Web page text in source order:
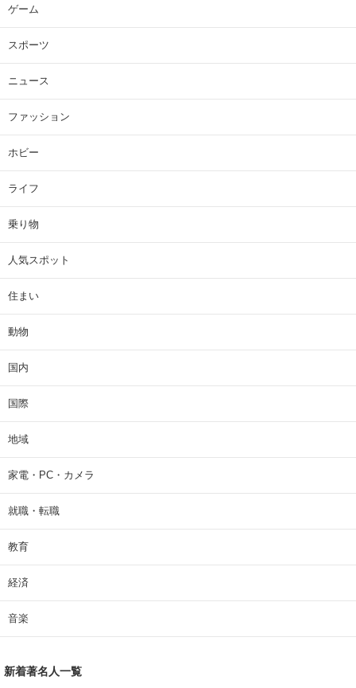
ゲーム
スポーツ
ニュース
ファッション
ホビー
ライフ
乗り物
人気スポット
住まい
動物
国内
国際
地域
家電・PC・カメラ
就職・転職
教育
経済
音楽
新着著名人一覧